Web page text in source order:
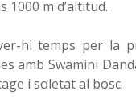
1000 m d’altitud.
hi temps per la
amb Swamini
i soletat al bosc.